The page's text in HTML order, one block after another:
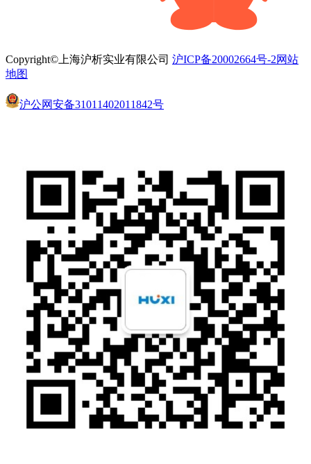
Copyright©上海沪析实业有限公司 沪ICP备20002664号-2网站
地图
沪公网安备31011402011842号